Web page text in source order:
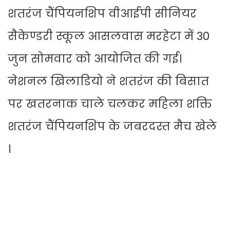
शतरंज चैंपियनशिप वीआईपी सीनियर
सैकेण्डरी स्कूल आसलवास मरहेटा में 30
जुन सोमवार को आयोजित की गई।
नेशनल खिलाडियो ने शतरंज की बिसात
पर खतरनाक चाले चलकर महिला शक्ति
शतरंज चैंपियनशिप के जबरदस्त मैच खेले
।